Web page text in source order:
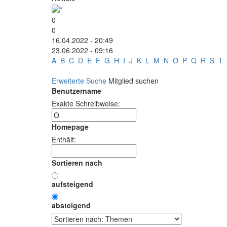
0
0
16.04.2022 - 20:49
23.06.2022 - 09:16
A B C D E F G H I J K L M N O P Q R S T
Erweiterte Suche Mitglied suchen
Benutzername
Exakte Schreibweise:
Homepage
Enthält:
Sortieren nach
aufsteigend
absteigend